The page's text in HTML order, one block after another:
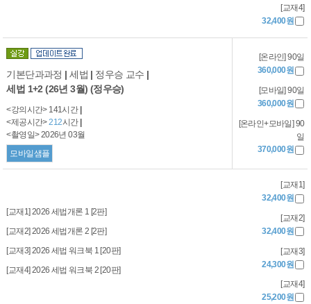
[교재4]
32,400원
기본단과과정 | 세법 | 정우승 교수 |
세법 1+2 (26년 3월) (정우승)
<강의시간> 141시간 |
<제공시간>212시간 |
<촬영일> 2026년 03월
모바일샘플
[온라인] 90일
360,000원
[모바일] 90일
360,000원
[온라인+모바일] 90
일
370,000원
[교재1] 2026 세법개론 1 [2판]
[교재2] 2026 세법개론 2 [2판]
[교재3] 2026 세법 워크북 1 [20판]
[교재4] 2026 세법 워크북 2 [20판]
[교재1]
32,400원
[교재2]
32,400원
[교재3]
24,300원
[교재4]
25,200원